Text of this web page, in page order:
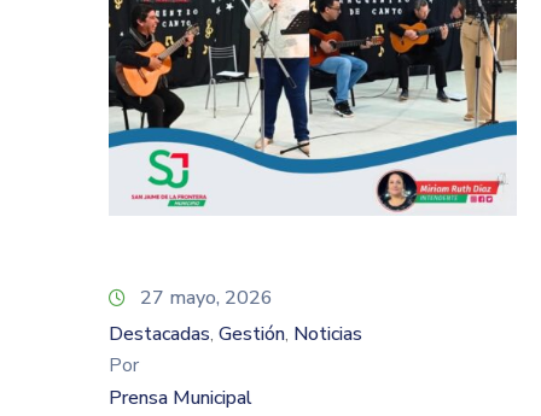
27 mayo, 2026
Destacadas‚ Gestión‚ Noticias
Por
Prensa Municipal